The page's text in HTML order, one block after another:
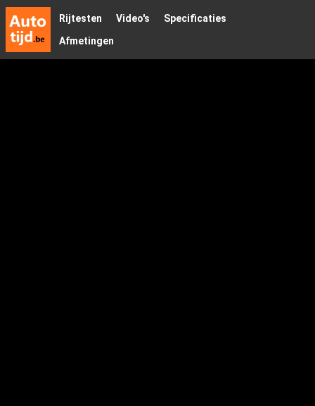
Rijtesten Video's
Specificaties
Afmetingen